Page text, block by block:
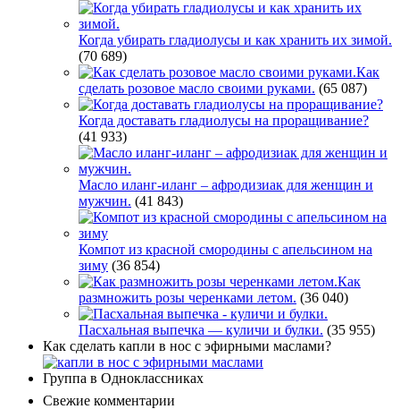
Когда убирать гладиолусы и как хранить их зимой.
(70 689)
Как
сделать розовое масло своими руками. (65 087)
Когда доставать гладиолусы на проращивание?
(41 933)
Масло иланг-иланг – афродизиак для женщин и
мужчин. (41 843)
Компот из красной смородины с апельсином на
зиму (36 854)
Как
размножить розы черенками летом. (36 040)
Пасхальная выпечка — куличи и булки. (35 955)
Как сделать капли в нос с эфирными маслами?
Группа в Одноклассниках
Свежие комментарии